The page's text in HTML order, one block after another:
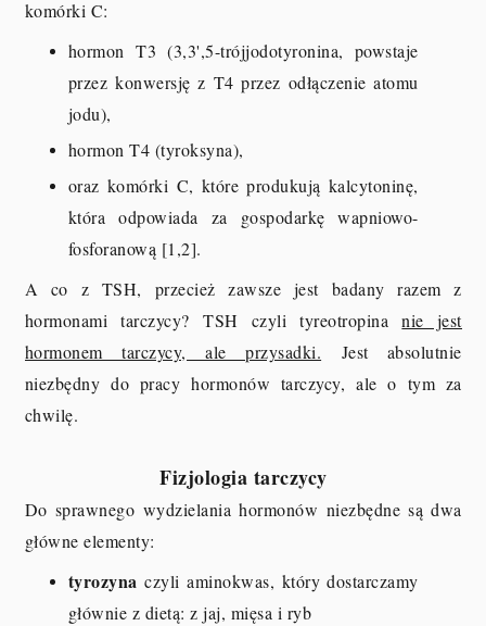
komórki C:
hormon T3 (3,3',5-trójjodotyronina, powstaje
przez konwersję z T4 przez odłączenie atomu
jodu),
hormon T4 (tyroksyna),
oraz komórki C, które produkują kalcytoninę,
która odpowiada za gospodarkę wapniowo-
fosforanową [1,2].
A co z TSH, przecież zawsze jest badany razem z
hormonami tarczycy? TSH czyli tyreotropinanie jest
hormonem tarczycy, ale przysadki. Jest absolutnie
niezbędny do pracy hormonów tarczycy, ale o tym za
chwilę.
Fizjologia tarczycy
Do sprawnego wydzielania hormonów niezbędne są dwa
główne elementy:
tyrozynaczyli aminokwas, który dostarczamy
głównie z dietą: z jaj, mięsa i ryb